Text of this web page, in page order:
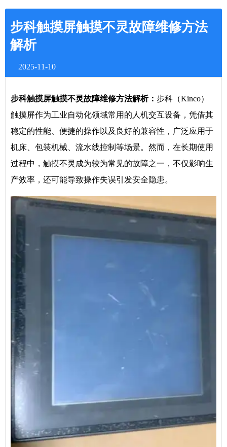
步科触摸屏触摸不灵故障维修方法
解析
2025-11-10
步科触摸屏触摸不灵故障维修方法解析： 步科（Kinco）
触摸屏作为工业自动化领域常用的人机交互设备，凭借其
稳定的性能、便捷的操作以及良好的兼容性，广泛应用于
机床、包装机械、流水线控制等场景。然而，在长期使用
过程中，触摸不灵成为较为常见的故障之一，不仅影响生
产效率，还可能导致操作失误引发安全隐患。